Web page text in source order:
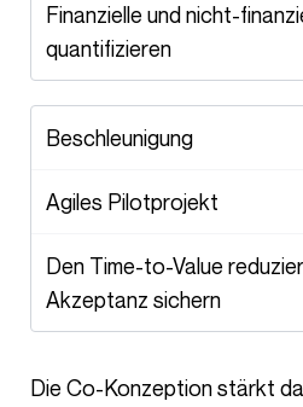
Finanzielle und nicht-finanzielle Vorteile
quantifizieren
Beschleunigung
Agiles Pilotprojekt
Den Time-to-Value reduzieren und die
Akzeptanz sichern
Die Co-Konzeption stärkt das psychologische